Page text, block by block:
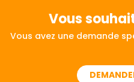
Vous
Vous avez une demande